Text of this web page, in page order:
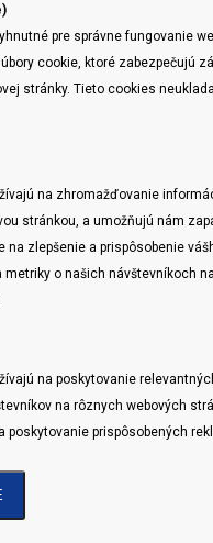
pre správne fungovanie
cookie, ktoré zabezpečujú
stránky. Tieto cookies
na zhromažďovanie
stránkou, a umožňujú nám
na zlepšenie a prispôsobenie
metriky o našich návštevníkoch
na poskytovanie
na rôznych webových
prispôsobených